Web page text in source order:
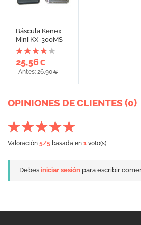
Báscula Kenex
Mini KX-300MS
25,56€
Antes: 26,90€
OPINIONES DE CLIENTES (0)
Valoración 5/5 basada en 1 voto(s)
Debes iniciar sesión para escribir